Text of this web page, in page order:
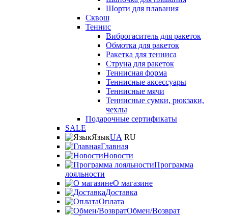
Шорти для плавания
Сквош
Теннис
Виброгаситель для ракеток
Обмотка для ракеток
Ракетка для тенниса
Струна для ракеток
Теннисная форма
Теннисные аксессуары
Теннисные мячи
Теннисные сумки, рюкзаки,
чехлы
Подарочные сертификаты
SALE
ЯзыкUA RU
Главная
Новости
Программа
лояльности
О магазине
Доставка
Оплата
Обмен/Возврат